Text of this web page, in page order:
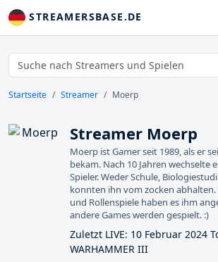
STREAMERSBASE.DE
Startseite Streamer Moerp
Streamer Moerp
Moerp ist Gamer seit 1989, als er
bekam. Nach 10 Jahren wechselte
Spieler. Weder Schule,
konnten ihn vom zocken
und Rollenspiele haben es ihm
andere Games werden gespielt. :)
Zuletzt LIVE: 10 Februar 2024
WARHAMMER III